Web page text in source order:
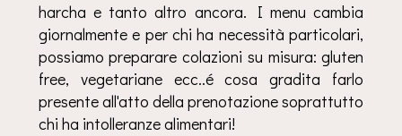
harcha e tanto altro ancora. I menu cambia
giornalmente e per chi ha necessità particolari,
possiamo preparare colazioni su misura: gluten
free, vegetariane ecc..é cosa gradita farlo
presente all'atto della prenotazione soprattutto
chi ha intolleranze alimentari!